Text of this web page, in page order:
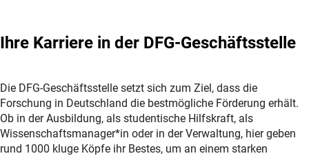
Ihre Karriere in der DFG-Geschäftsstelle
Die DFG-Geschäftsstelle setzt sich zum Ziel, dass die
Forschung in Deutschland die bestmögliche Förderung erhält.
Ob in der Ausbildung, als studentische Hilfskraft, als
Wissenschaftsmanager*in oder in der Verwaltung, hier geben
rund 1000 kluge Köpfe ihr Bestes, um an einem starken